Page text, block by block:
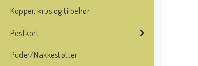
Kopper, krus og tilbehør
Postkort
Puder/Nakkestøtter